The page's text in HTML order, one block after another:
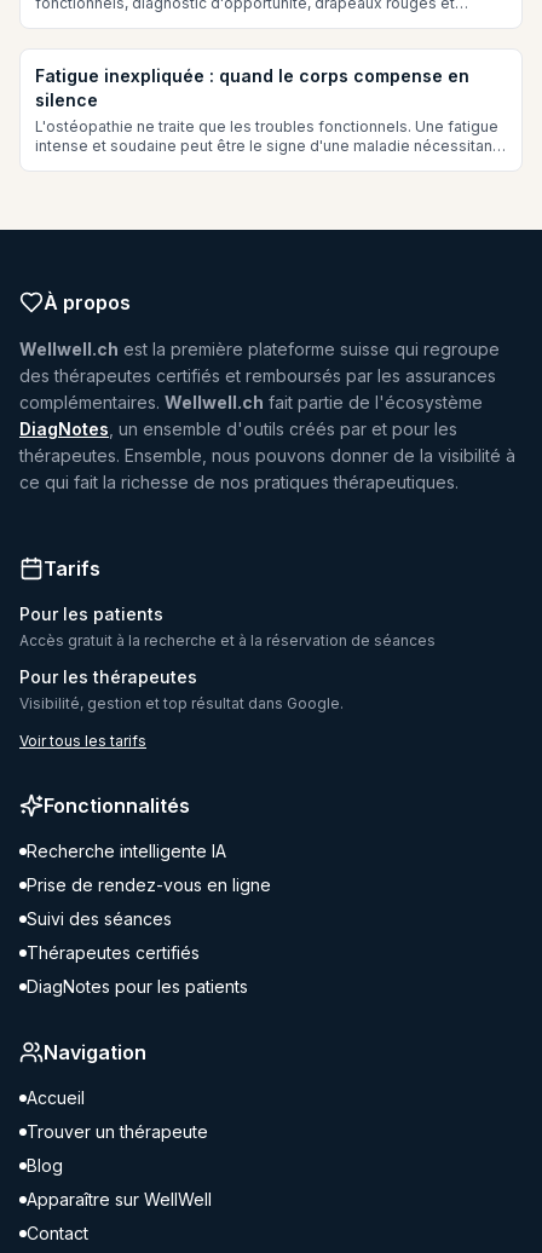
Fatigue inexpliquée : quand le corps compense en
silence
L'ostéopathie ne traite que les troubles fonctionnels. Une fatigue
intense et soudaine peut être le signe d'une maladie nécessitant
À propos
Wellwell.ch est la première plateforme suisse qui regroupe
des thérapeutes certifiés et remboursés par les assurances
complémentaires. Wellwell.ch fait partie de l'écosystème
DiagNotes , un ensemble d'outils créés par et pour les
thérapeutes. Ensemble, nous pouvons donner de la visibilité à
ce qui fait la richesse de nos pratiques thérapeutiques.
Tarifs
Pour les patients
Accès gratuit à la recherche et à la réservation de séances
Pour les thérapeutes
Visibilité, gestion et top résultat dans Google.
Voir tous les tarifs
Fonctionnalités
Recherche intelligente IA
Prise de rendez-vous en ligne
Suivi des séances
Thérapeutes certifiés
DiagNotes pour les patients
Navigation
Accueil
Trouver un thérapeute
Blog
Apparaître sur WellWell
Contact